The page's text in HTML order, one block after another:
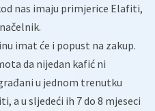
nas imaju primjerice Elafiti,
imat će i popust na zakup.
da nijedan kafić ni
u jednom trenutku
a u sljedeći ih 7 do 8 mjeseci